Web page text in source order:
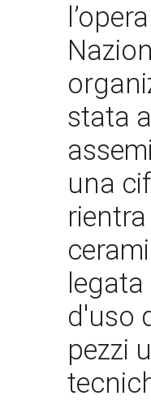
stata
una
d'uso
pezzi